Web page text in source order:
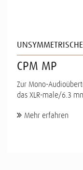
CPM MP
Zur Mono-
das XLR-male/6.3
Mehr erfahren